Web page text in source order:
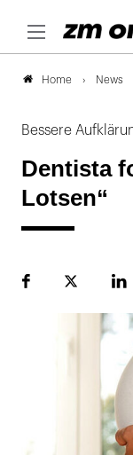
Home News
Bessere
Dentista
Lotsen“
FacebookPlattform